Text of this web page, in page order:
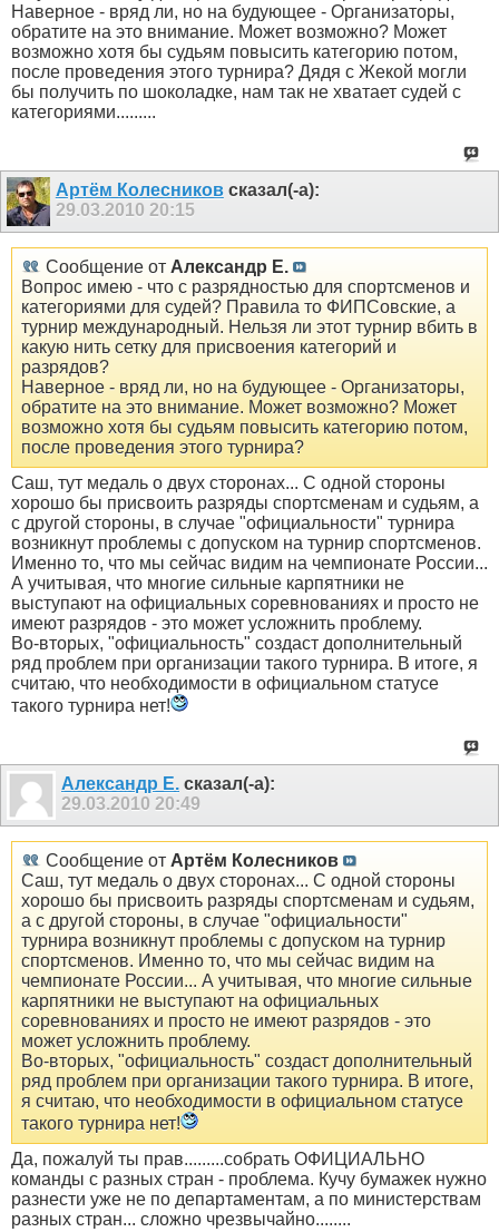
Наверное - вряд ли, но на будующее - Организаторы,
обратите на это внимание. Может возможно? Может
возможно хотя бы судьям повысить категорию потом,
после проведения этого турнира? Дядя с Жекой могли
бы получить по шоколадке, нам так не хватает судей с
категориями.........
Артём Колесниковсказал(-а):
29.03.2010 20:15
Сообщение от Александр Е.
Вопрос имею - что с разрядностью для спортсменов и
категориями для судей? Правила то ФИПСовские, а
турнир международный. Нельзя ли этот турнир вбить в
какую нить сетку для присвоения категорий и
разрядов?
Наверное - вряд ли, но на будующее - Организаторы,
обратите на это внимание. Может возможно? Может
возможно хотя бы судьям повысить категорию потом,
после проведения этого турнира?
Саш, тут медаль о двух сторонах... С одной стороны
хорошо бы присвоить разряды спортсменам и судьям, а
с другой стороны, в случае "официальности" турнира
возникнут проблемы с допуском на турнир спортсменов.
Именно то, что мы сейчас видим на чемпионате России...
А учитывая, что многие сильные карпятники не
выступают на официальных соревнованиях и просто не
имеют разрядов - это может усложнить проблему.
Во-вторых, "официальность" создаст дополнительный
ряд проблем при организации такого турнира. В итоге, я
считаю, что необходимости в официальном статусе
такого турнира нет!
Александр Е. сказал(-а):
29.03.2010 20:49
Сообщение от Артём Колесников
Саш, тут медаль о двух сторонах... С одной стороны
хорошо бы присвоить разряды спортсменам и судьям,
а с другой стороны, в случае "официальности"
турнира возникнут проблемы с допуском на турнир
спортсменов. Именно то, что мы сейчас видим на
чемпионате России... А учитывая, что многие сильные
карпятники не выступают на официальных
соревнованиях и просто не имеют разрядов - это
может усложнить проблему.
Во-вторых, "официальность" создаст дополнительный
ряд проблем при организации такого турнира. В итоге,
я считаю, что необходимости в официальном статусе
такого турнира нет!
Да, пожалуй ты прав.........собрать ОФИЦИАЛЬНО
команды с разных стран - проблема. Кучу бумажек нужно
разнести уже не по департаментам, а по министерствам
разных стран... сложно чрезвычайно........